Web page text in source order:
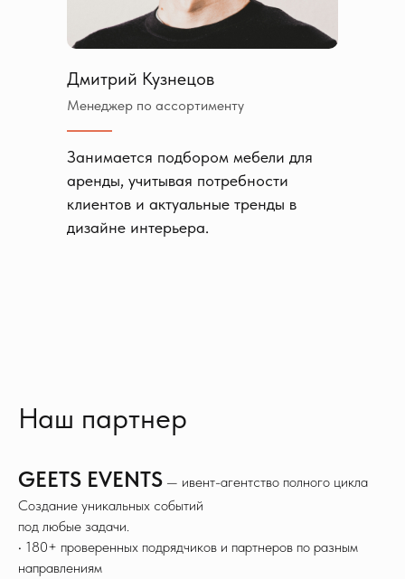
Дмитрий Кузнецов
Менеджер по ассортименту
Занимается подбором мебели для
аренды, учитывая потребности
клиентов и актуальные тренды в
дизайне интерьера.
Наш партнер
GEETS EVENTS — ивент-агентство полного цикла
Создание уникальных событий
под любые задачи.
• 180+ проверенных подрядчиков и партнеров по разным
направлениям